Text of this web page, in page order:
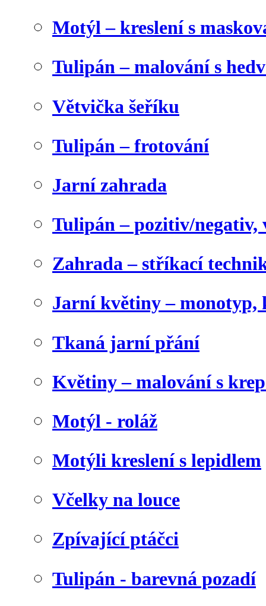
Motýl – kreslení s
Tulipán – malování s
Větvička šeříku
Tulipán – frotování
Jarní zahrada
Tulipán – pozitiv/negativ,
Zahrada – stříkací
Jarní květiny – monotyp,
Tkaná jarní přání
Květiny – malování s
Motýl - roláž
Motýli kreslení s lepidlem
Včelky na louce
Zpívající ptáčci
Tulipán - barevná pozadí